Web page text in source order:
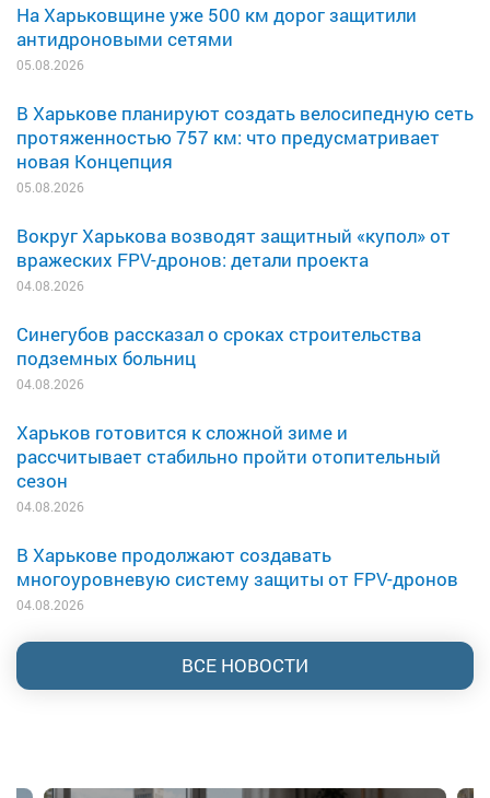
На Харьковщине уже 500 км дорог защитили
антидроновыми сетями
05.08.2026
В Харькове планируют создать велосипедную сеть
протяженностью 757 км: что предусматривает
новая Концепция
05.08.2026
Вокруг Харькова возводят защитный «купол» от
вражеских FPV-дронов: детали проекта
04.08.2026
Синегубов рассказал о сроках строительства
подземных больниц
04.08.2026
Харьков готовится к сложной зиме и
рассчитывает стабильно пройти отопительный
сезон
04.08.2026
В Харькове продолжают создавать
многоуровневую систему защиты от FPV-дронов
04.08.2026
ВСЕ НОВОСТИ